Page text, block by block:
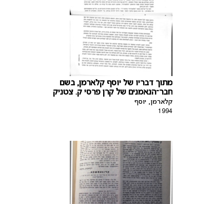
מתוך דבריו של יוסף קלארמן, בשם
חבר־הנאמנים של קרן פרסי ק. צטניק
קלארמן, יוסף
1994